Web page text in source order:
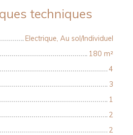
techniques
Electrique, Au sol/Individuel
180 m²
4
3
1
2
2